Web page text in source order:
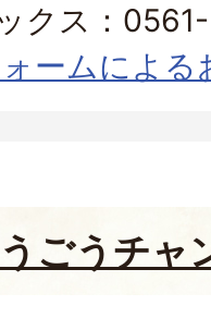
クス：
ームによる
ごうチャ